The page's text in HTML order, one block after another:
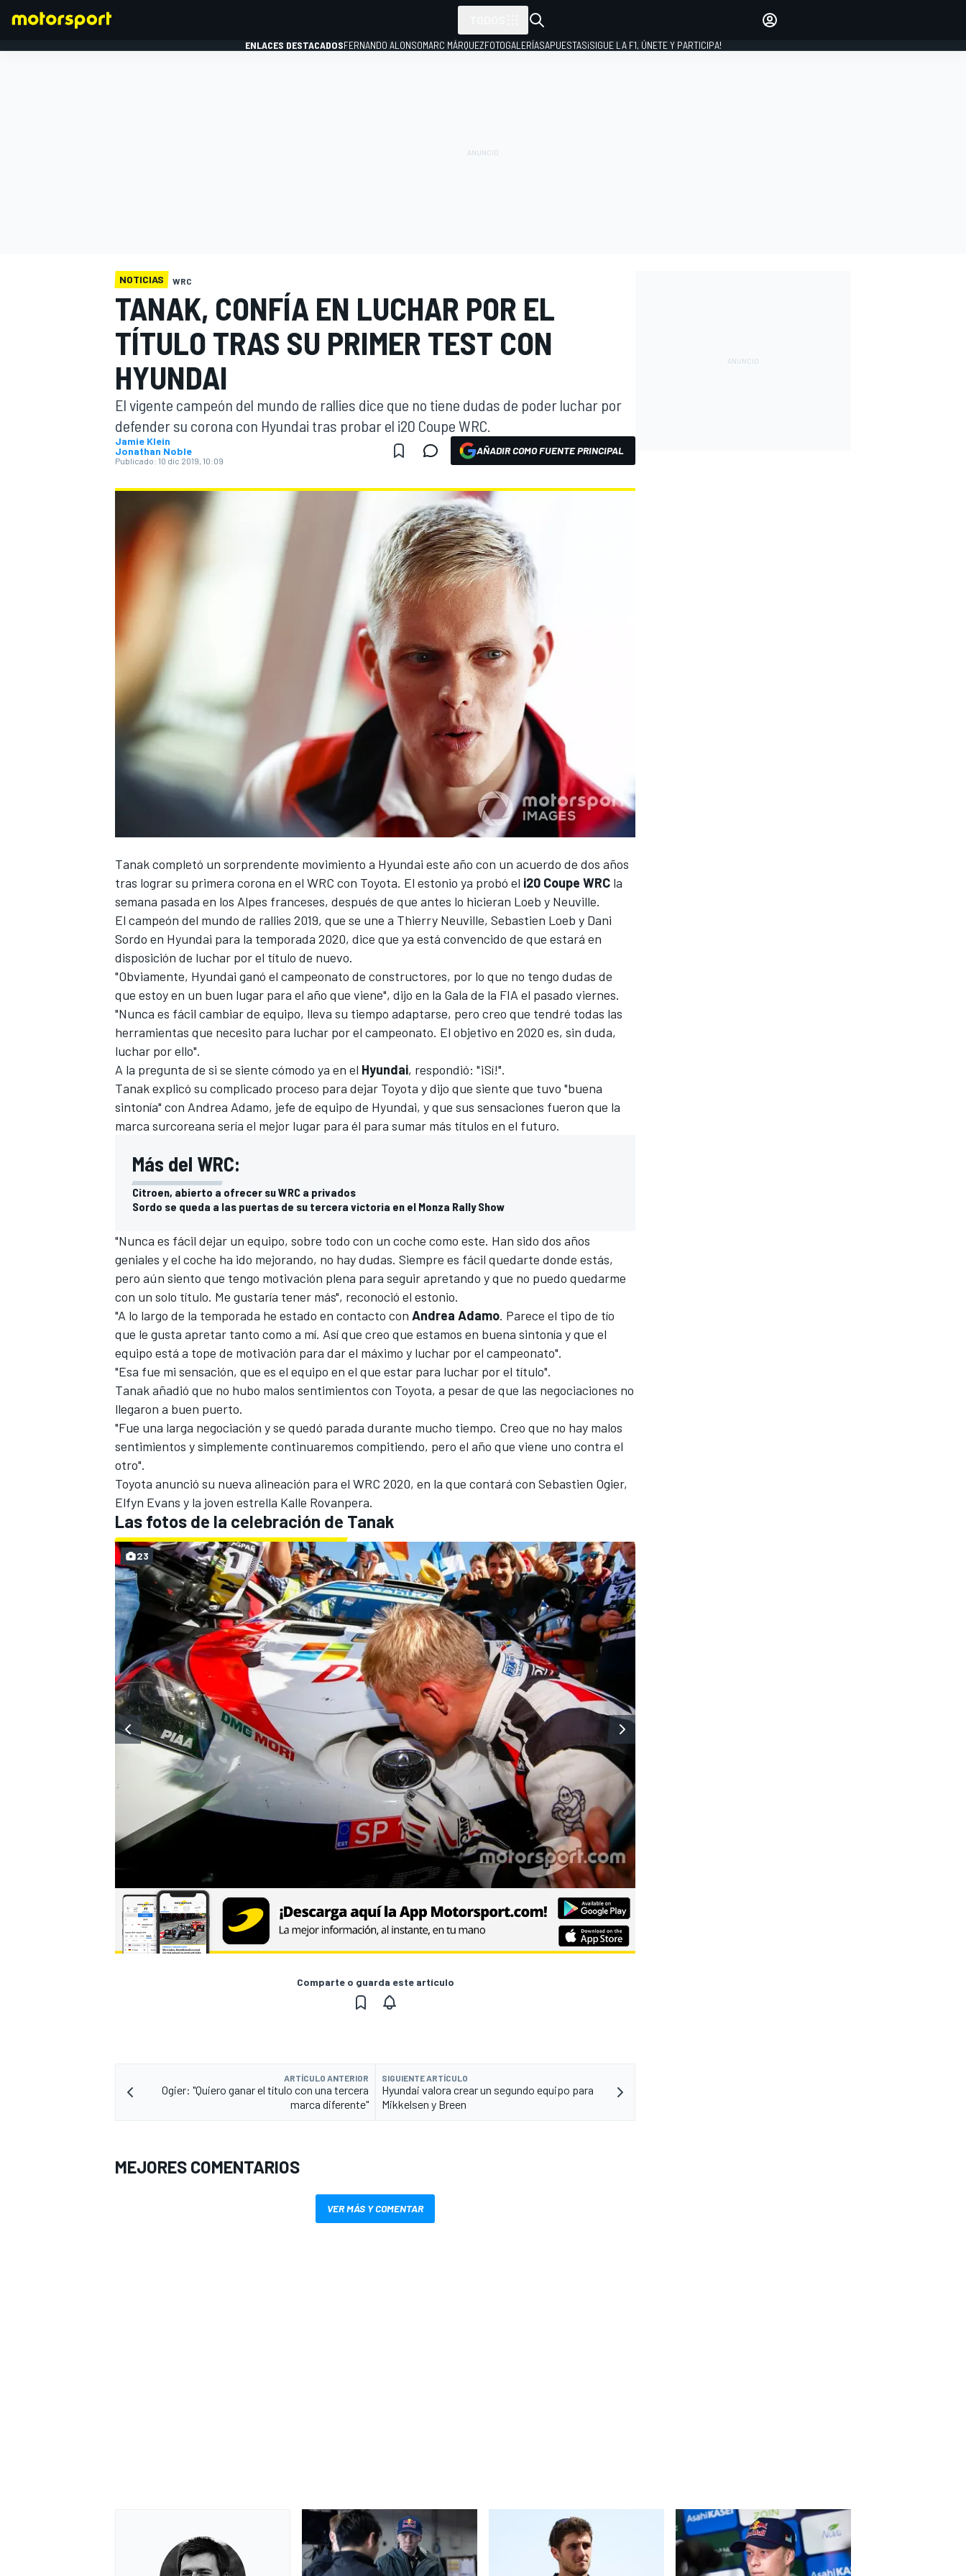
MÁS CATEGORÍAS
ENLACES DESTACADOSFERNANDO ALONSOMARC MÁRQUEZFOTOGALERÍASAPUESTAS¡SIGUE LA F1, ÚNETE Y PARTICIPA!
NOTICIAS WRC
TANAK, CONFÍA EN LUCHAR POR EL
TÍTULO TRAS SU PRIMER TEST CON
HYUNDAI
El vigente campeón del mundo de rallies dice que no tiene dudas de poder luchar por
defender su corona con Hyundai tras probar el i20 Coupe WRC.
Jamie Klein
Jonathan Noble
Publicado: 10 dic 2019, 10:09
AÑADIR COMO FUENTE PRINCIPAL
Tanakcompletó un sorprendente movimiento a Hyundai este año con un acuerdo de dos años
tras lograr su primera corona en el WRC con Toyota. El estonio ya probó el i20 Coupe WRC la
semana pasada en los Alpes franceses, después de que antes lo hicieran Loeb y Neuville.
El campeón del mundo de rallies 2019, que se une a Thierry Neuville, Sebastien Loeb y Dani
Sordo en Hyundai para la temporada 2020, dice que ya está convencido de que estará en
disposición de luchar por el título de nuevo.
"Obviamente, Hyundai ganó el campeonato de constructores, por lo que no tengo dudas de
que estoy en un buen lugar para el año que viene", dijo en la Gala de la FIA el pasado viernes.
"Nunca es fácil cambiar de equipo, lleva su tiempo adaptarse, pero creo que tendré todas las
herramientas que necesito para luchar por el campeonato. El objetivo en 2020 es, sin duda,
luchar por ello".
A la pregunta de si se siente cómodo ya en el Hyundai, respondió: "¡Sí!".
Tanak explicó su complicado proceso para dejar Toyota y dijo que siente que tuvo "buena
sintonía" con Andrea Adamo, jefe de equipo de Hyundai, y que sus sensaciones fueron que la
marca surcoreana sería el mejor lugar para él para sumar más títulos en el futuro.
Más del WRC:
Citroen, abierto a ofrecer su WRC a privados
Sordo se queda a las puertas de su tercera victoria en el Monza Rally Show
"Nunca es fácil dejar un equipo, sobre todo con un coche como este. Han sido dos años
geniales y el coche ha ido mejorando, no hay dudas. Siempre es fácil quedarte donde estás,
pero aún siento que tengo motivación plena para seguir apretando y que no puedo quedarme
con un solo título. Me gustaría tener más", reconoció el estonio.
"A lo largo de la temporada he estado en contacto con Andrea Adamo. Parece el tipo de tío
que le gusta apretar tanto como a mí. Así que creo que estamos en buena sintonía y que el
equipo está a tope de motivación para dar el máximo y luchar por el campeonato".
"Esa fue mi sensación, que es el equipo en el que estar para luchar por el título".
Tanak añadió que no hubo malos sentimientos con Toyota, a pesar de que las negociaciones no
llegaron a buen puerto.
"Fue una larga negociación y se quedó parada durante mucho tiempo. Creo que no hay malos
sentimientos y simplemente continuaremos compitiendo, pero el año que viene uno contra el
otro".
Toyota anunció su nueva alineación para el WRC 2020, en la que contará con Sebastien Ogier,
Elfyn Evans y la joven estrella Kalle Rovanpera.
Las fotos de la celebración de Tanak
23
Comparte o guarda este artículo
ARTÍCULO ANTERIOR
Ogier: "Quiero ganar el título con una tercera
marca diferente"
SIGUIENTE ARTÍCULO
Hyundai valora crear un segundo equipo para
Mikkelsen y Breen
MEJORES COMENTARIOS
VER MÁS Y COMENTAR